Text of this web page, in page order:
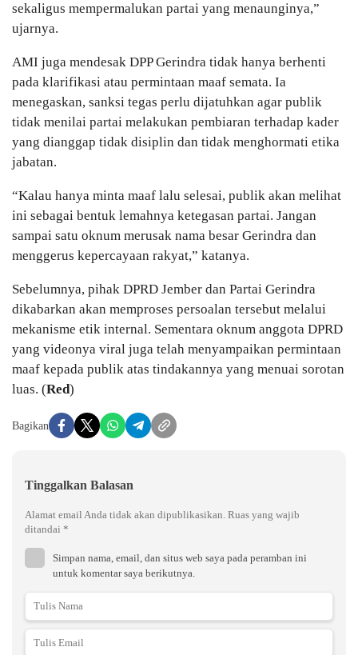
sekaligus mempermalukan partai yang menaunginya,”
ujarnya.
AMI juga mendesak DPP Gerindra tidak hanya berhenti
pada klarifikasi atau permintaan maaf semata. Ia
menegaskan, sanksi tegas perlu dijatuhkan agar publik
tidak menilai partai melakukan pembiaran terhadap kader
yang dianggap tidak disiplin dan tidak menghormati etika
jabatan.
“Kalau hanya minta maaf lalu selesai, publik akan melihat
ini sebagai bentuk lemahnya ketegasan partai. Jangan
sampai satu oknum merusak nama besar Gerindra dan
menggerus kepercayaan rakyat,” katanya.
Sebelumnya, pihak DPRD Jember dan Partai Gerindra
dikabarkan akan memproses persoalan tersebut melalui
mekanisme etik internal. Sementara oknum anggota DPRD
yang videonya viral juga telah menyampaikan permintaan
maaf kepada publik atas tindakannya yang menuai sorotan
luas. (Red)
Bagikan
Tinggalkan Balasan
Alamat email Anda tidak akan dipublikasikan. Ruas yang wajib
ditandai *
Simpan nama, email, dan situs web saya pada peramban ini
untuk komentar saya berikutnya.